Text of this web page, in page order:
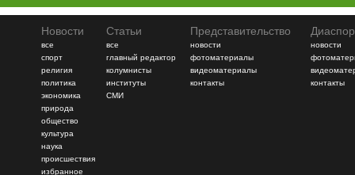
Новости
все
спорт
религия
политика
экономика
природа
общество
культура
наука
происшествия
избранное
Статьи
все
главный редактор
колумнисты
институты
СМИ
Представительство
новости
фотоматериалы
видеоматериалы
контакты
новости
контакты